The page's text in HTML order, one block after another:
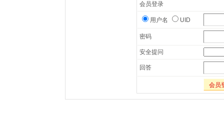
会员登录
用户名 UID
密码
安全提问
回答
会员